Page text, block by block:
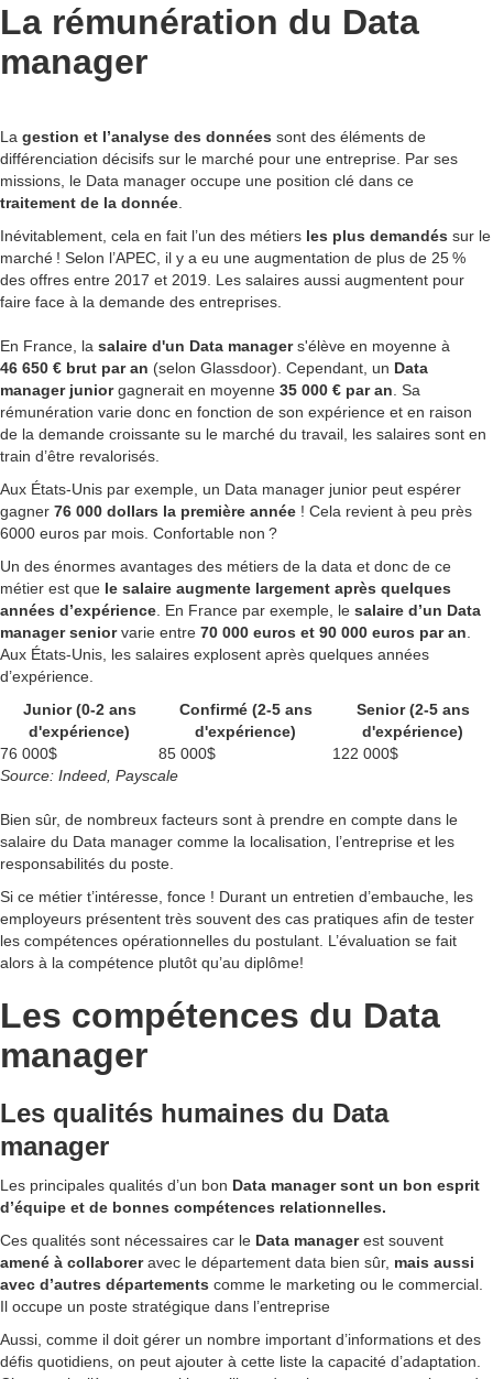
La rémunération du Data
manager
La gestion et l’analyse des données sont des éléments de
différenciation décisifs sur le marché pour une entreprise. Par ses
missions, le Data manager occupe une position clé dans ce
traitement de la donnée
Inévitablement, cela en fait l’un des métiers les plus demandés sur le
marché ! Selon l’APEC, il y a eu une augmentation de plus de 25 %
des offres entre 2017 et 2019. Les salaires aussi augmentent pour
faire face à la demande des entreprises.
En France, la salaire d'un Data managers'élève en moyenne à
46 650 € brut par an (selon Glassdoor). Cependant, un Data
manager juniorgagnerait en moyenne 35 000 € par an . Sa
rémunération varie donc en fonction de son expérience et en raison
de la demande croissante su le marché du travail, les salaires sont en
train d’être revalorisés.
Aux États-Unis par exemple, un Data manager junior peut espérer
gagner 76 000 dollars la première année ! Cela revient à peu près
6000 euros par mois. Confortable non ?
Un des énormes avantages des métiers de la data et donc de ce
métier est que le salaire augmente largement après quelques
années d’expérience . En France par exemple, le salaire d’un Data
manager seniorvarie entre 70 000 euros et 90 000 euros par an
Aux États-Unis, les salaires explosent après quelques années
d’expérience.
Junior (0-2 ans
d'expérience)
Confirmé (2-5 ans
d'expérience)
Senior (2-5 ans
d'expérience)
76 000$
85 000$
122 000$
Source: Indeed, Payscale
Bien sûr, de nombreux facteurs sont à prendre en compte dans le
salaire du Data manager comme la localisation, l’entreprise et les
responsabilités du poste.
Si ce métier t’intéresse, fonce ! Durant un entretien d’embauche, les
employeurs présentent très souvent des cas pratiques afin de tester
les compétences opérationnelles du postulant. L’évaluation se fait
alors à la compétence plutôt qu’au diplôme!
Les compétences du Data
manager
Les qualités humaines du Data
manager
Les principales qualités d’un bon Data manager sont un bon esprit
d’équipe et de bonnes compétences relationnelles.
Ces qualités sont nécessaires car le Data managerest souvent
amené à collaboreravec le département data bien sûr, mais aussi
avec d’autres départements comme le marketing ou le commercial.
Il occupe un poste stratégique dans l’entreprise
Aussi, comme il doit gérer un nombre important d’informations et des
défis quotidiens, on peut ajouter à cette liste la capacité d’adaptation.